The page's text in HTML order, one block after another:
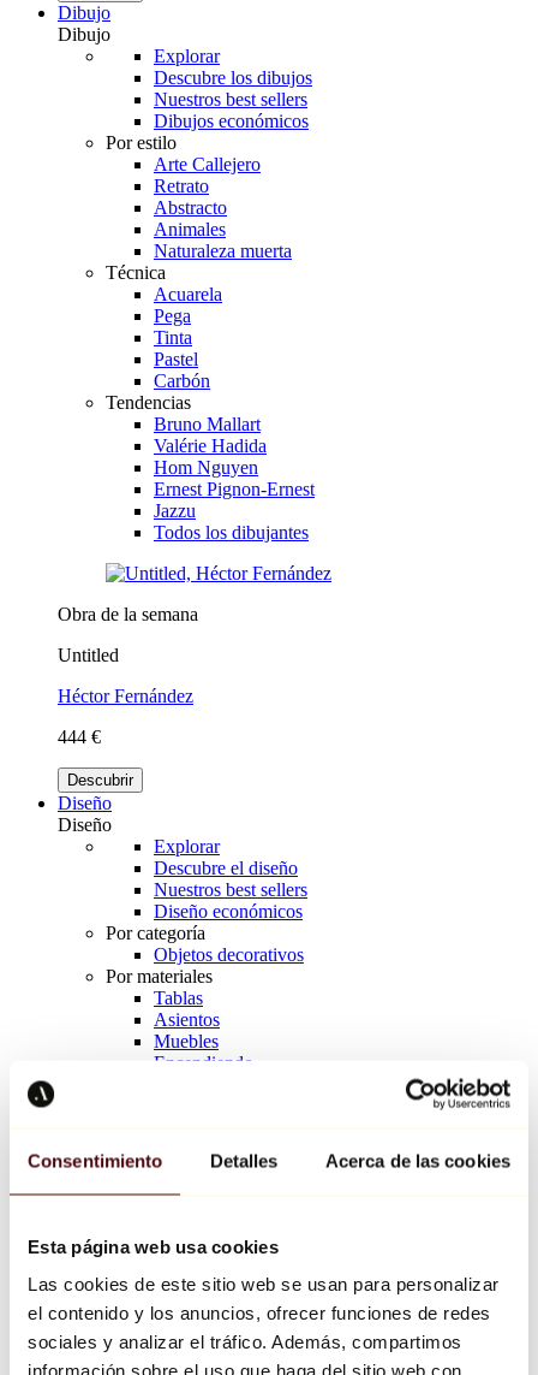
Consentimiento Detalles Acerca de las cookies
Esta página web usa cookies
Las cookies de este sitio web se usan para personalizar
el contenido y los anuncios, ofrecer funciones de redes
sociales y analizar el tráfico. Además, compartimos
información sobre el uso que haga del sitio web con
Dibujo
Dibujo
Explorar
Descubre los dibujos
Nuestros best sellers
Dibujos económicos
Por estilo
Arte Callejero
Retrato
Abstracto
Animales
Naturaleza muerta
Técnica
Acuarela
Pega
Tinta
Pastel
Carbón
Tendencias
Bruno Mallart
Valérie Hadida
Hom Nguyen
Ernest Pignon-Ernest
Jazzu
Todos los dibujantes
Obra de la semana
Untitled
Héctor Fernández
444 €
Descubrir
Diseño
Diseño
Explorar
Descubre el diseño
Nuestros best sellers
Diseño económicos
Por categoría
Objetos decorativos
Por materiales
Tablas
Asientos
Muebles
Encendiendo
Richard Orlinski
Keith Haring
Jeff Koons
Jean-Michel Basquiat
Todos los diseñadores
Obra de la semana